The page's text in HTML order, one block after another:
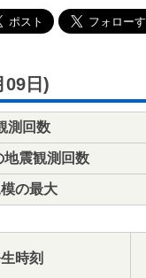
09日)
測回数
地震観測回数
の最大
時刻